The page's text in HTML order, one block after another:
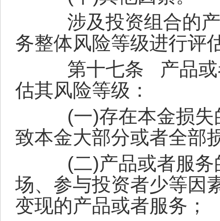
涉及投资组合的产
务整体风险等级进行评
第十七条
产品
估其风险等级：
(一)存在本金损
致本金大部分或者全部
(二)产品或者服
场、参与投资者少等因
变现的产品或者服务；